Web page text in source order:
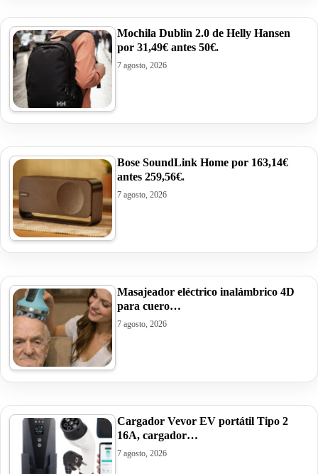
Mochila Dublin 2.0 de Helly Hansen
por 31,49€ antes 50€.
7 agosto, 2026
Bose SoundLink Home por 163,14€
antes 259,56€.
7 agosto, 2026
Masajeador eléctrico inalámbrico 4D
para cuero…
7 agosto, 2026
Cargador Vevor EV portátil Tipo 2
16A, cargador…
7 agosto, 2026